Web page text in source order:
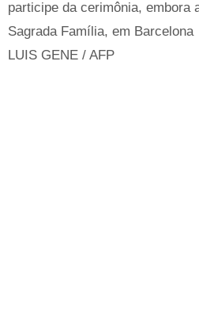
participe da cerimônia, embora
Sagrada Família, em Barcelona
LUIS GENE / AFP